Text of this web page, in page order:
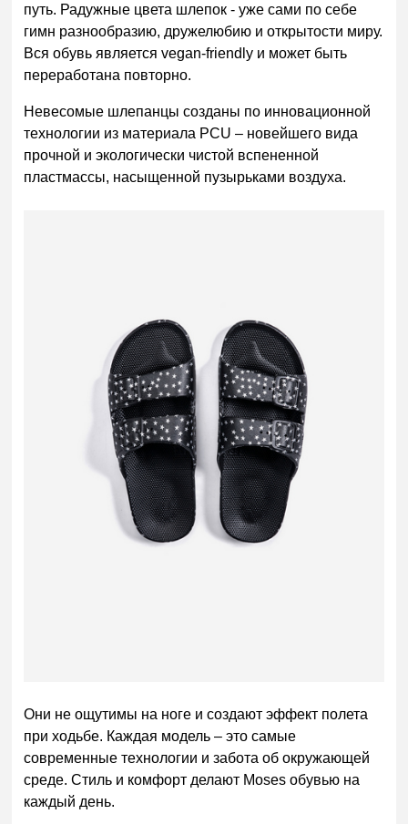
путь. Радужные цвета шлепок - уже сами по себе
гимн разнообразию, дружелюбию и открытости миру.
Вся обувь является vegan-friendly и может быть
переработана повторно.
Невесомые шлепанцы созданы по инновационной
технологии из материала PCU – новейшего вида
прочной и экологически чистой вспененной
пластмассы, насыщенной пузырьками воздуха.
Они не ощутимы на ноге и создают эффект полета
при ходьбе. Каждая модель – это самые
современные технологии и забота об окружающей
среде. Стиль и комфорт делают Moses обувью на
каждый день.